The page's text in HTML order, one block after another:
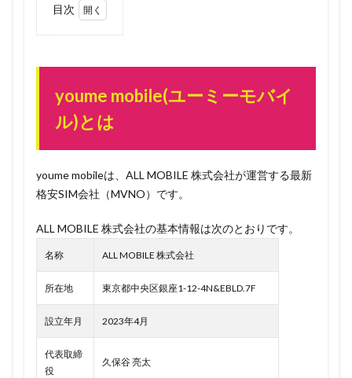
目次
0.1
バイル)と
は
0.2
速
元代表取
日下孝明
mobileの
任！
https://prtimes.jp/main/html/rd/p/000000003.000125931.html）
youme mobile(ユーミーモバイ
ル)とは
youme mobileは、ALL MOBILE 株式会社が運営する最新
格安SIM会社（MVNO）です。
ALL MOBILE 株式会社の基本情報は次のとおりです。
名称 ALL MOBILE 株式会社
所在地 東京都中央区銀座1-12-4N&EBLD.7F
設立年月 2023年4月
代表取締
役
久保谷 亮太